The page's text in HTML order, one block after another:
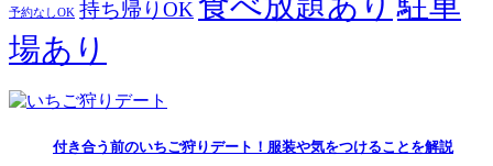
予約なしOK 持ち帰りOK
場あり
付き合う前のいちご狩りデート！服装や気をつけることを解説